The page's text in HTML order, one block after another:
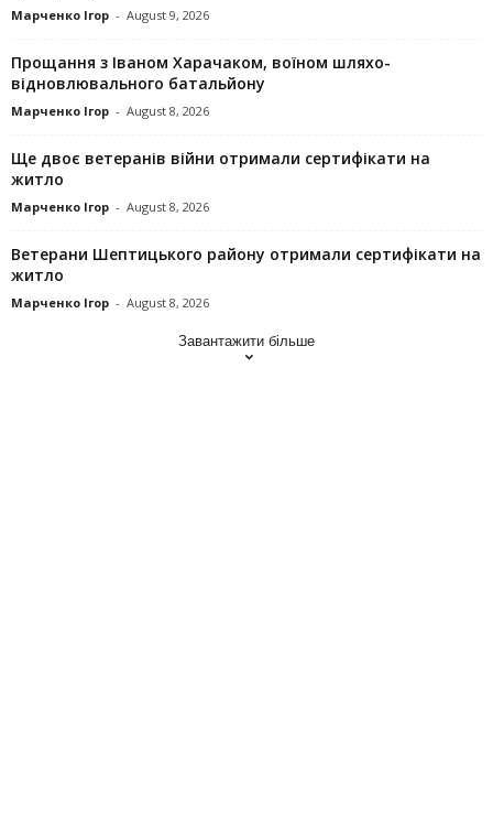
Марченко Ігор - August 9, 2026
Прощання з Іваном Харачаком, воїном шляхо-
відновлювального батальйону
Марченко Ігор - August 8, 2026
Ще двоє ветеранів війни отримали сертифікати на
житло
Марченко Ігор - August 8, 2026
Ветерани Шептицького району отримали сертифікати на
житло
Марченко Ігор - August 8, 2026
Завантажити більше